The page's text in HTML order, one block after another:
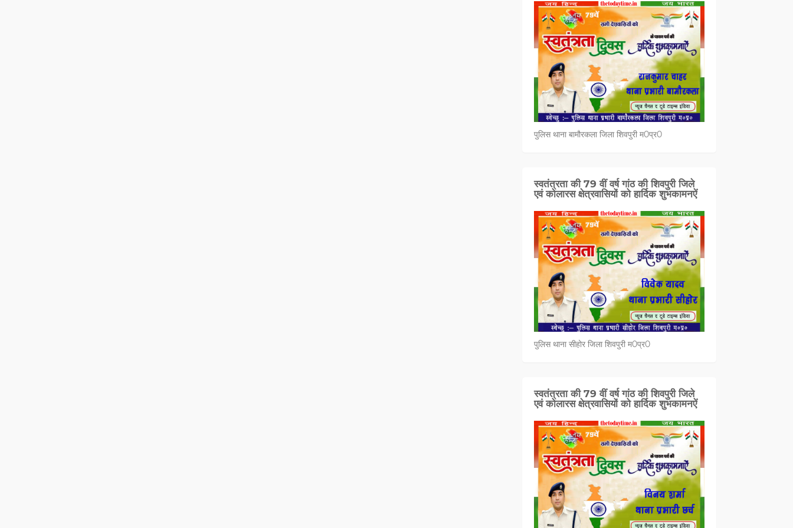
पुलिस थाना बामौरकला जिला शिवपुरी म0प्र0
स्वतंत्रता की 79 वीं वर्ष गांठ की शिवपुरी जिले
एवं कोलारस क्षेत्रवासियों को हार्दिक शुभकामनऐं
पुलिस थाना सीहोर जिला शिवपुरी म0प्र0
स्वतंत्रता की 79 वीं वर्ष गांठ की शिवपुरी जिले
एवं कोलारस क्षेत्रवासियों को हार्दिक शुभकामनऐं